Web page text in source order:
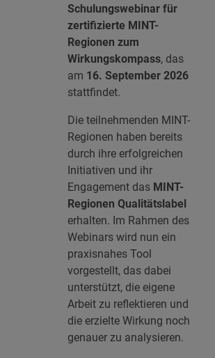
Schulungswebinar für
zertifizierte MINT-
Regionen zum
Wirkungskompass, das
am 16. September 2026
stattfindet.
Die teilnehmenden MINT-
Regionen haben bereits
durch ihre erfolgreichen
Initiativen und ihr
Engagement das MINT-
Regionen Qualitätslabel
erhalten. Im Rahmen des
Webinars wird nun ein
praxisnahes Tool
vorgestellt, das dabei
unterstützt, die eigene
Arbeit zu reflektieren und
die erzielte Wirkung noch
genauer zu analysieren.